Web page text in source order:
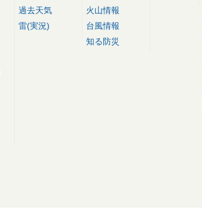
過去天気
雷(実況)
火山情報
台風情報
知る防災